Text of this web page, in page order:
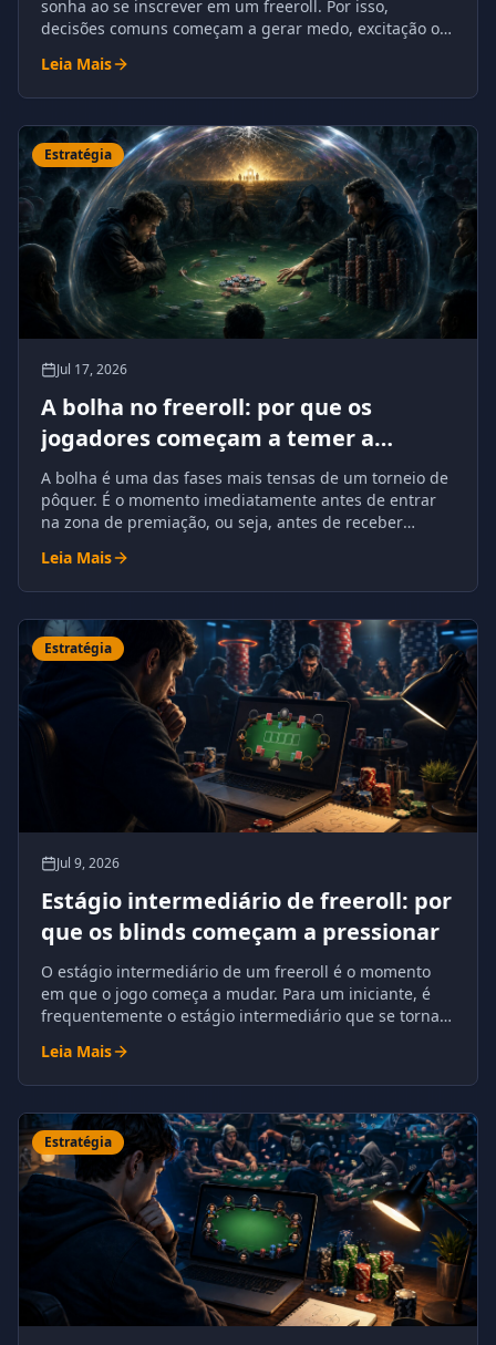
sonha ao se inscrever em um freeroll. Por isso,
decisões comuns começam a gerar medo, excitação ou
Leia Mais
Estratégia
Jul 17, 2026
A bolha no freeroll: por que os
jogadores começam a temer a
eliminação
A bolha é uma das fases mais tensas de um torneio de
pôquer. É o momento imediatamente antes de entrar
na zona de premiação, ou seja, antes de receber
Leia Mais
Estratégia
Jul 9, 2026
Estágio intermediário de freeroll: por
que os blinds começam a pressionar
O estágio intermediário de um freeroll é o momento
em que o jogo começa a mudar. Para um iniciante, é
frequentemente o estágio intermediário que se torna o
Leia Mais
Estratégia